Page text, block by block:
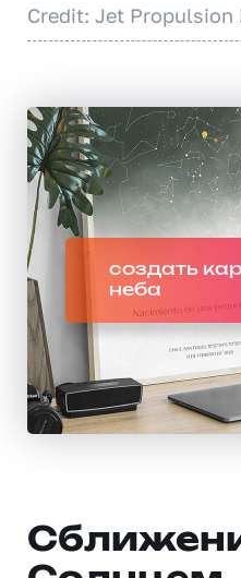
Credit: Jet Propulsion
создать
неба